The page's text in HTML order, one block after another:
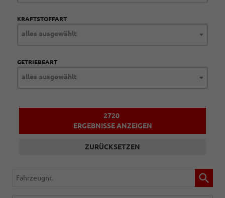
KRAFTSTOFFART
alles ausgewählt
GETRIEBEART
alles ausgewählt
2720
ERGEBNISSE ANZEIGEN
ZURÜCKSETZEN
Fahrzeugnr.